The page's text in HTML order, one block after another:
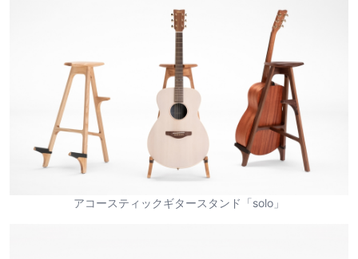
アコースティックギタースタンド「solo」